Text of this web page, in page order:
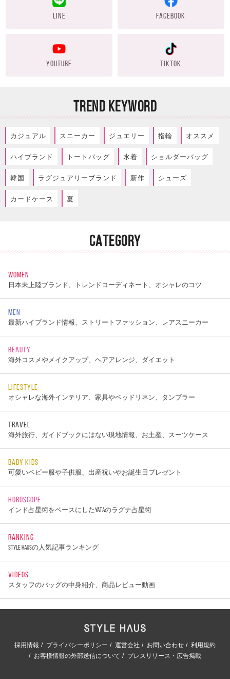
LINE FACEBOOK
YOUTUBE TIKTOK
TREND KEYWORD
カジュアル スニーカー ジュエリー 指輪 オススメ
ハイブランド トートバッグ 水着 ショルダーバッグ
韓国 ラグジュアリーブランド 新作 シューズ
カードケース 夏
CATEGORY
WOMEN
日本未上陸ブランド、トレンドコーディネート、オシャレのコツ
MEN
最新ハイブランド情報、ストリートファッション、レアスニーカー
BEAUTY
海外コスメやメイクアップ、ヘアアレンジ、ダイエット
LIFESTYLE
オシャレな海外インテリア、家具やベッドリネン、タンブラー
TRAVEL
海外旅行、ガイドブックにはない現地情報、お土産、スーツケース
BABY KIDS
可愛いベビー服や子供服、出産祝いやお誕生日プレゼント
HOROSCOPE
インド占星術をベースにしたYATAのラグナ占星術
RANKING
STYLE HAUSの人気記事ランキング
VIDEOS
スタッフのバッグの中身紹介、商品レビュー動画
採用情報 プライバシーポリシー 運営会社 お問い合わせ
利用規約
お客様情報の外部送信について
プレスリリース・広告掲載